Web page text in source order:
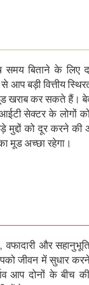
बिताने के लिए
से आप बड़ी वित्तीय
खराब कर सकते हैं।
सेक्टर के लोगों
मुद्दों को दूर करने
मूड अच्छा रहेगा।
वफादारी और
जीवन में सुधार
आप दोनों के बीच